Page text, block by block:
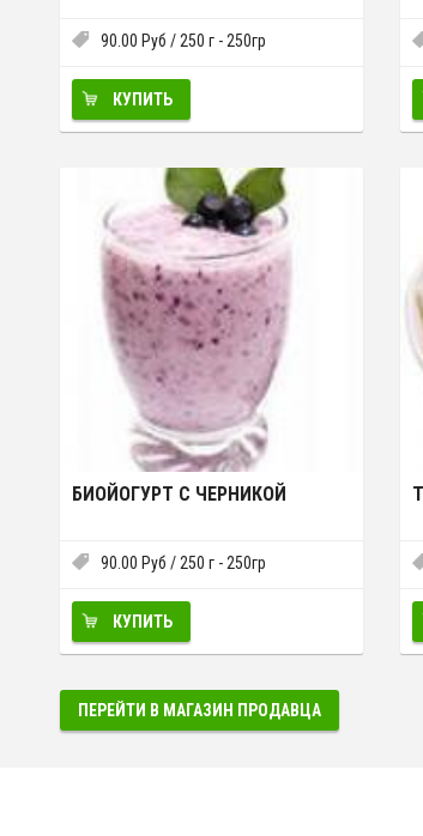
90.00 Руб / 250 г - 250гр
КУПИТЬ
БИОЙОГУРТ С ЧЕРНИКОЙ
90.00 Руб / 250 г - 250гр
КУПИТЬ
ПЕРЕЙТИ В МАГАЗИН ПРОДАВЦА